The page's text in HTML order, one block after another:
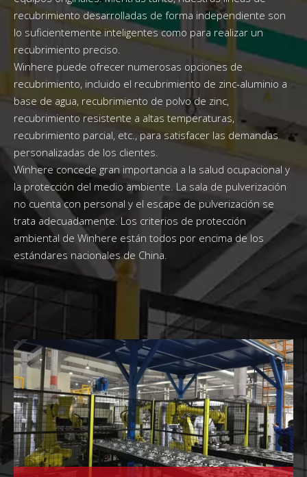
recubrimiento desarrolladas de forma independiente son
lo suficientemente inteligentes como para realizar un
recubrimiento preciso.
Winhere puede ofrecer numerosas opciones de
recubrimiento, incluido el recubrimiento de zinc-aluminio a
base de agua, recubrimiento de polvo de zinc,
recubrimiento resistente a altas temperaturas,
recubrimiento parcial, etc., para satisfacer las demandas
personalizadas de los clientes.
Winhere concede gran importancia a la salud ocupacional y
la protección del medio ambiente. La sala de pulverización
no cuenta con personal y el escape de pulverización se
trata adecuadamente. Los criterios de protección
ambiental de Winhere están todos por encima de los
estándares nacionales de China.